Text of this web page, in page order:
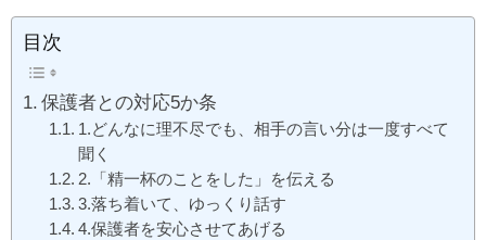
目次
保護者との対応5か条
1.どんなに理不尽でも、相手の言い分は一度すべて
聞く
2.「精一杯のことをした」を伝える
3.落ち着いて、ゆっくり話す
4.保護者を安心させてあげる